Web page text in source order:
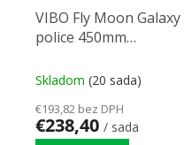
VIBO Fly Moon Galaxy
police 450mm
Skladom (20 sada)
€193,82 bez DPH
€238,40 / sada